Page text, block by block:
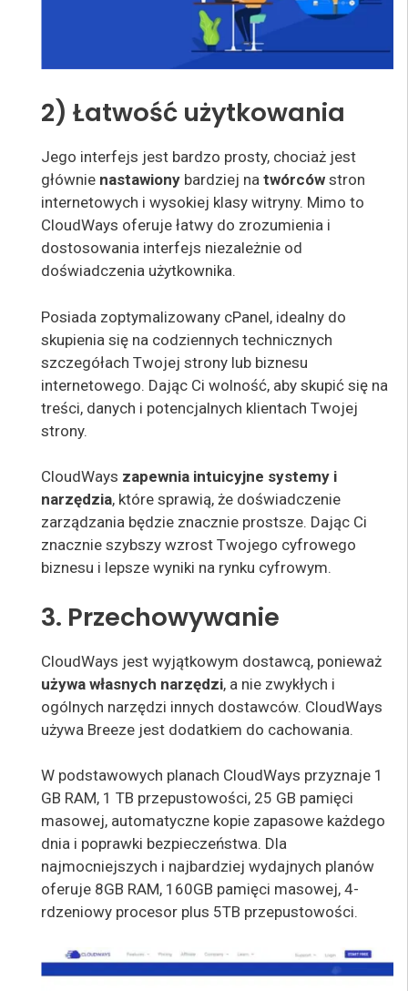
2) Łatwość użytkowania
Jego interfejs jest bardzo prosty, chociaż jest
głównie nastawiony bardziej na twórców stron
internetowych i wysokiej klasy witryny. Mimo to
CloudWays oferuje łatwy do zrozumienia i
dostosowania interfejs niezależnie od
doświadczenia użytkownika.
Posiada zoptymalizowany cPanel, idealny do
skupienia się na codziennych technicznych
szczegółach Twojej strony lub biznesu
internetowego. Dając Ci wolność, aby skupić się na
treści, danych i potencjalnych klientach Twojej
strony.
CloudWays zapewnia intuicyjne systemy i
narzędzia, które sprawią, że doświadczenie
zarządzania będzie znacznie prostsze. Dając Ci
znacznie szybszy wzrost Twojego cyfrowego
biznesu i lepsze wyniki na rynku cyfrowym.
3. Przechowywanie
CloudWays jest wyjątkowym dostawcą, ponieważ
używa własnych narzędzi, a nie zwykłych i
ogólnych narzędzi innych dostawców. CloudWays
używa Breeze jest dodatkiem do cachowania.
W podstawowych planach CloudWays przyznaje 1
GB RAM, 1 TB przepustowości, 25 GB pamięci
masowej, automatyczne kopie zapasowe każdego
dnia i poprawki bezpieczeństwa. Dla
najmocniejszych i najbardziej wydajnych planów
oferuje 8GB RAM, 160GB pamięci masowej, 4-
rdzeniowy procesor plus 5TB przepustowości.